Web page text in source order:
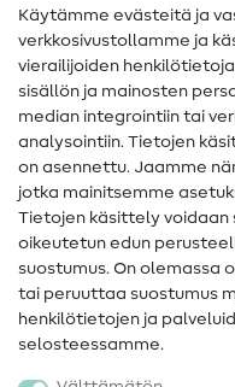
Ompelusanasto
Ompeluohjeet
Apua ja yhteystiedot
Yhteystiedot
Tietoa
Peruutusoikeus
Suosittu
Käytämme evästeitä ja
verkkosivustollamme ja
vierailijoiden henkilötietoja
sisällön ja mainosten
median integrointiin tai
analysointiin. Tietojen
on asennettu. Jaamme
jotka mainitsemme
Tietojen käsittely
oikeutetun edun
suostumus. On olemassa
tai peruuttaa suostumus
henkilötietojen ja
selosteessamme.